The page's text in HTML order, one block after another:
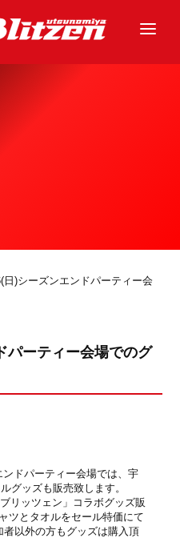
日)シーズンエンドパーティー会
パーティー会場でのグ
ドパーティー会場では、宇
グッズも販売致します。
リッツェン」コラボグッズ販
ツとタオルをセール特価にて
以外の方もグッズは購入頂